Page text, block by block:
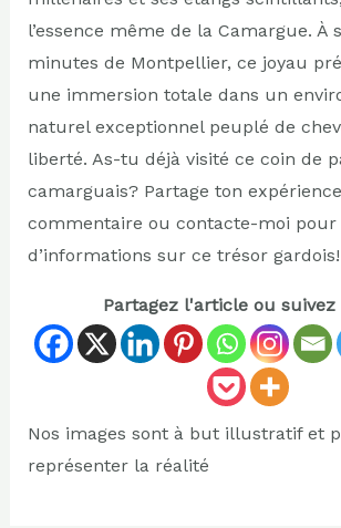
l’essence même de la Camargue. À
minutes de Montpellier, ce joyau
une immersion totale dans un
naturel exceptionnel peuplé de
liberté. As-tu déjà visité ce coin de
camarguais? Partage ton
commentaire ou contacte-moi pour
d’informations sur ce trésor gardois!
Partagez l'article ou suivez
Nos images sont à but illustratif et
représenter la réalité